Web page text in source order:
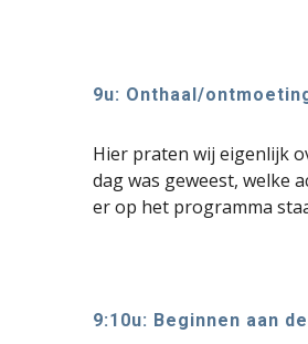
9u: Onthaal/
Hier praten wij eigenlijk
dag was geweest, welke
er op het programma
9:10u: Beginnen aan